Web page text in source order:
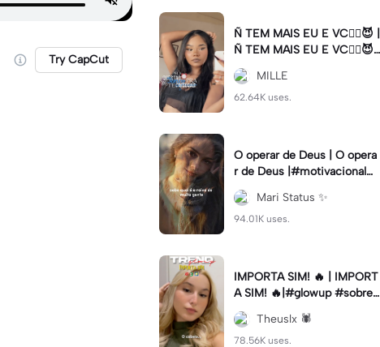
Try CapCut
Ñ TEM MAIS EU E VC😮‍💨😈 |
Ñ TEM MAIS EU E VC😮‍💨😈|
#naotemmaiseuevc #letras
dinamica #slow
MILLE
62.64K uses.
O operar de Deus | O opera
r de Deus |#motivacional#
deus#cristao#fe#viral
Mari Status ✨️
94.01K uses.
IMPORTA SIM! 🔥 | IMPORT
A SIM! 🔥|#glowup #sobre
mim #viralcut #importasi
m ✨ Theuslx 🕷️
78.56K uses.